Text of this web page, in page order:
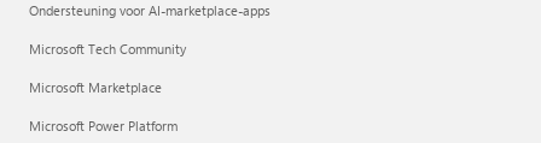
Ondersteuning voor AI-marketplace-apps
Microsoft Tech Community
Microsoft Marketplace
Microsoft Power Platform